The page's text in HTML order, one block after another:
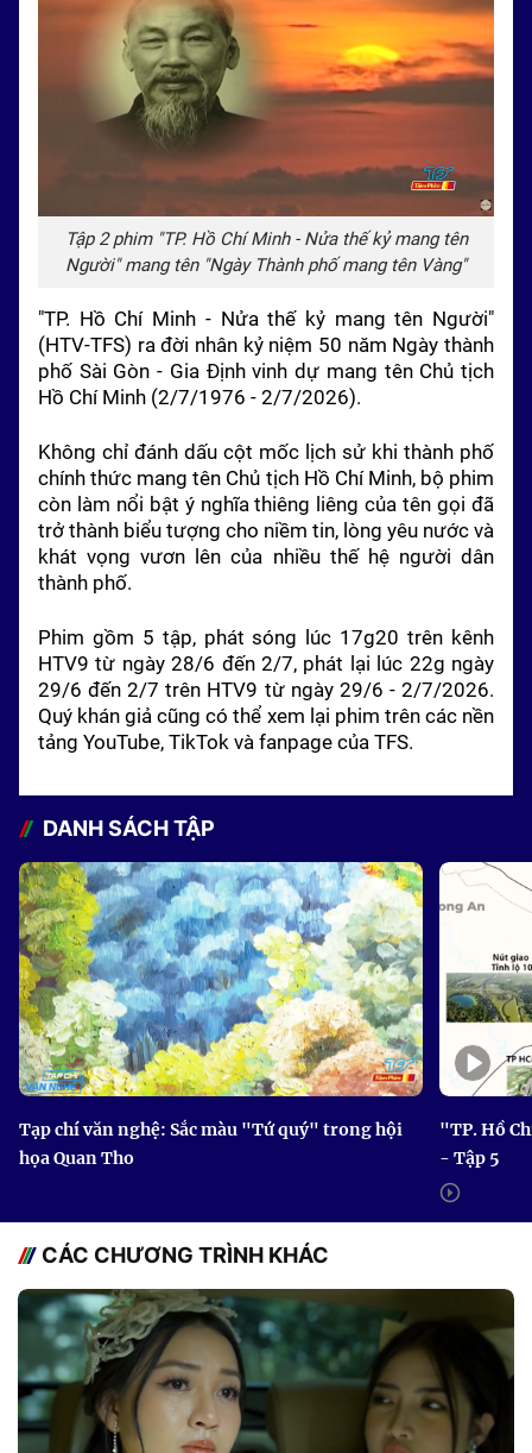
Tập 2 phim "TP. Hồ Chí Minh - Nửa thế kỷ mang tên
Người" mang tên "Ngày Thành phố mang tên Vàng"
"TP. Hồ Chí Minh - Nửa thế kỷ mang tên Người"
(HTV-TFS) ra đời nhân kỷ niệm 50 năm Ngày thành
phố Sài Gòn - Gia Địnhvinh dự mang tên Chủ tịch
Hồ Chí Minh (2/7/1976 - 2/7/2026).
Không chỉ đánh dấu cột mốc lịch sử khi thành phố
chính thức mang tên Chủ tịch Hồ Chí Minh, bộ phim
còn làm nổi bật ý nghĩa thiêng liêng của tên gọi đã
trở thành biểu tượng cho niềm tin, lòng yêu nước và
khát vọng vươn lên của nhiều thế hệ người dân
thành phố.
Phim gồm 5 tập, phát sóng lúc 17g20 trên kênh
HTV9 từ ngày 28/6 đến 2/7, phát lại lúc 22g ngày
29/6 đến 2/7 trên HTV9 từ ngày 29/6 - 2/7/2026.
Quý khán giả cũng có thể xem lại phim trên các nền
tảng YouTube, TikTok và fanpage của TFS.
DANH SÁCH TẬP
Tạp chí văn nghệ: Sắc màu "Tứ quý" trong hội
họa Quan Tho
"TP. Hồ
- Tập 5
CÁC CHƯƠNG TRÌNH KHÁC